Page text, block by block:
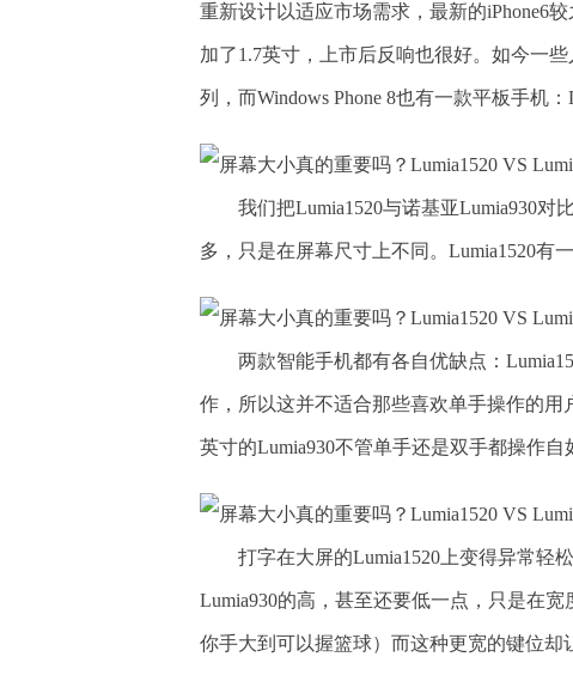
重新设计以适应市场需求，最新的iPhone6较
加了1.7英寸，上市后反响也很好。如今一
列，而Windows Phone 8也有一款平板手机：
我们把Lumia1520与诺基亚Lumia930
多，只是在屏幕尺寸上不同。Lumia1520有
两款智能手机都有各自优缺点：
作，所以这并不适合那些喜欢单手操作的
英寸的Lumia930不管单手还是双手都操作自
打字在大屏的Lumia1520上变得异常轻
Lumia930的高，甚至还要低一点，只是在
你手大到可以握篮球）而这种更宽的键位却